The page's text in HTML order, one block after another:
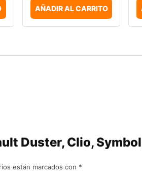
AÑADIR AL CARRITO
Duster, Clio,
están marcados con *